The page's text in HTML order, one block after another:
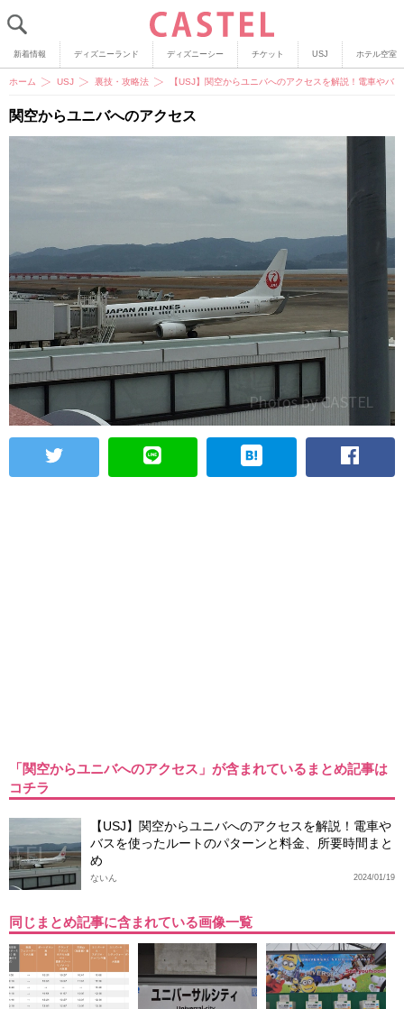
新着情報 ディズニーランド ディズニーシー チケット USJ ホテル空室
ホーム USJ 裏技・攻略法 【USJ】関空からユニバへのアクセスを解説！電車やバ
関空からユニバへのアクセス
「関空からユニバへのアクセス」が含まれているまとめ記事は
コチラ
【USJ】関空からユニバへのアクセスを解説！電車や
バスを使ったルートのパターンと料金、所要時間まと
め
2024/01/19
ないん
同じまとめ記事に含まれている画像一覧